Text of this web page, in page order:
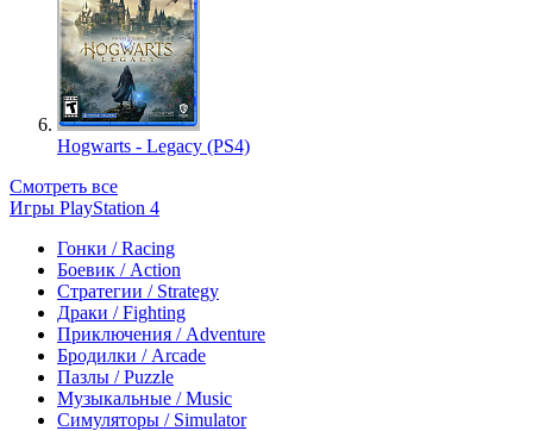
Hogwarts - Legacy (PS4)
Смотреть все
Игры PlayStation 4
Гонки / Racing
Боевик / Action
Стратегии / Strategy
Драки / Fighting
Приключения / Adventure
Бродилки / Arcade
Пазлы / Puzzle
Музыкальные / Music
Симуляторы / Simulator